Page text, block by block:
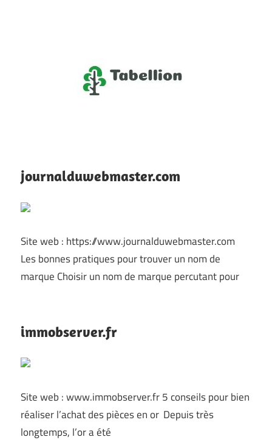
du
Web
journalduwebmaster.com
Site web : https://www.journalduwebmaster.com
Les bonnes pratiques pour trouver un nom de
marque Choisir un nom de marque percutant pour
immobserver.fr
Site web : www.immobserver.fr 5 conseils pour bien
réaliser l’achat des pièces en or Depuis très
longtemps, l’or a été